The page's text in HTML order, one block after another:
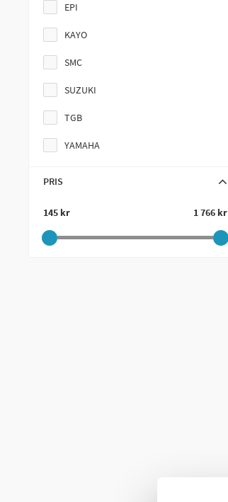
EPI
KAYO
SMC
SUZUKI
TGB
YAMAHA
PRIS
145 kr 1 766 kr